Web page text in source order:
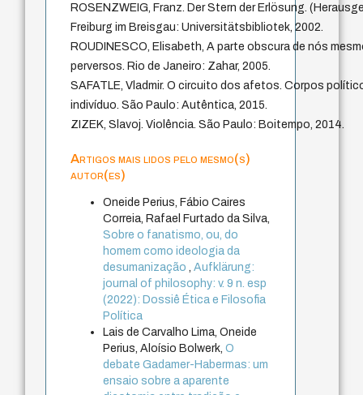
ROSENZWEIG, Franz. Der Stern der Erlösung.
Freiburg im Breisgau: Universitätsbibliotek, 2002.
ROUDINESCO, Elisabeth, A parte obscura de nós
perversos. Rio de Janeiro: Zahar, 2005.
SAFATLE, Vladmir. O circuito dos afetos. Corpos
indivíduo. São Paulo: Autêntica, 2015.
ZIZEK, Slavoj. Violência. São Paulo: Boitempo, 2014.
Artigos mais lidos pelo mesmo(s)
autor(es)
Oneide Perius, Fábio Caires
Correia, Rafael Furtado da Silva,
Sobre o fanatismo, ou, do
homem como ideologia da
desumanização,Aufklärung:
journal of philosophy: v. 9 n. esp
(2022): Dossiê Ética e Filosofia
Política
Lais de Carvalho Lima, Oneide
Perius, Aloísio Bolwerk,O
debate Gadamer-Habermas: um
ensaio sobre a aparente